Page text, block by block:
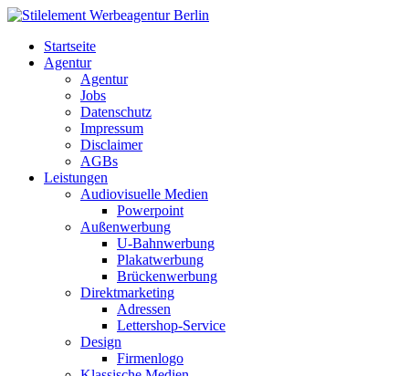
Startseite
Agentur
Agentur
Jobs
Datenschutz
Impressum
Disclaimer
AGBs
Leistungen
Audiovisuelle Medien
Powerpoint
Außenwerbung
U-Bahnwerbung
Plakatwerbung
Brückenwerbung
Direktmarketing
Adressen
Lettershop-Service
Design
Firmenlogo